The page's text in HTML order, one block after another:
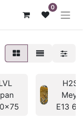
0
H2S
E13